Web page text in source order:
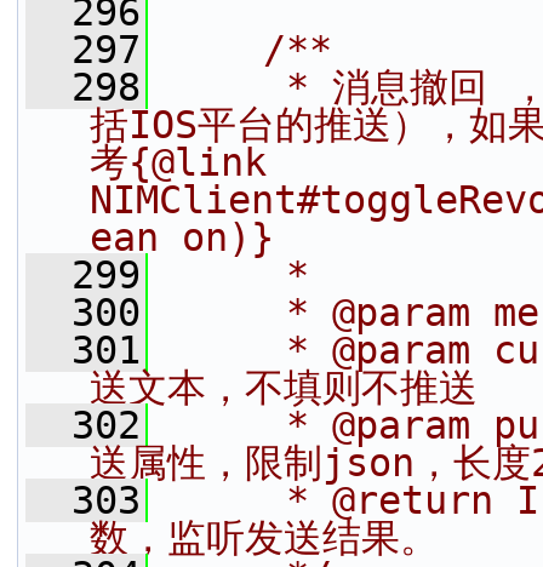
  296
  297
    /**
  298
* 消息撤回
括IOS平台的推送），如
考{@link
ean on)}
  299
     *
  300
* @param
  301
* @param
送文本，不填则不推送
  302
* @param
送属性，限制json，长度
  303
* @return
数，监听发送结果。